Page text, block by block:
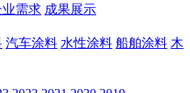
业需求 成果展示
汽车涂料 水性涂料 船舶涂料 木